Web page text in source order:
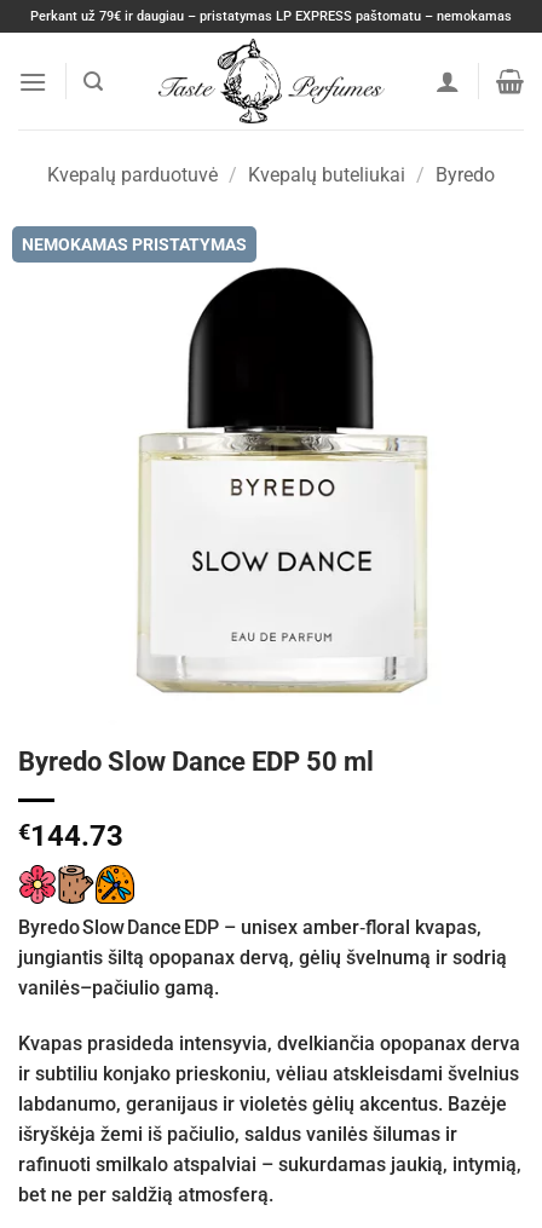
Skip
content
Perkant už 79€ ir daugiau – pristatymas LP EXPRESS paštomatu – nemokamas
Kvepalų parduotuvė / Kvepalų buteliukai / Byredo
NEMOKAMAS PRISTATYMAS
Byredo Slow Dance EDP 50 ml
€144.73
Byredo Slow Dance EDP – unisex amber‑floral kvapas,
jungiantis šiltą opopanax dervą, gėlių švelnumą ir sodrią
vanilės–pačiulio gamą.
Kvapas prasideda intensyvia, dvelkiančia opopanax derva
ir subtiliu konjako prieskoniu, vėliau atskleisdami švelnius
labdanumo, geranijaus ir violetės gėlių akcentus. Bazėje
išryškėja žemi iš pačiulio, saldus vanilės šilumas ir
rafinuoti smilkalo atspalviai – sukurdamas jaukią, intymią,
bet ne per saldžią atmosferą.